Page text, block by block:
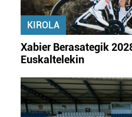
KIROLA
Xabier Berasategik
Euskaltelekin